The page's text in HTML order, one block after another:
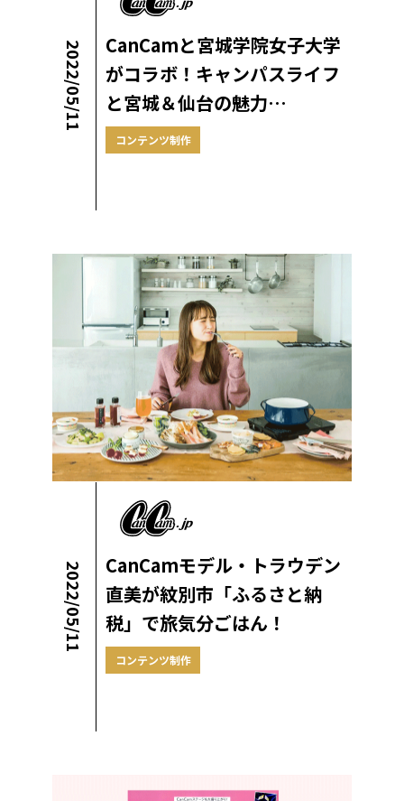
2022/05/11
CanCamと宮城学院女子大学
がコラボ！キャンパスライフ
と宮城＆仙台の魅力…
コンテンツ制作
2022/05/11
CanCamモデル・トラウデン
直美が紋別市「ふるさと納
税」で旅気分ごはん！
コンテンツ制作